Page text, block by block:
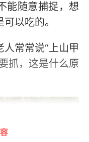
能随意捕捉，想
以吃的。
常常说“上山甲
抓，这是什么原